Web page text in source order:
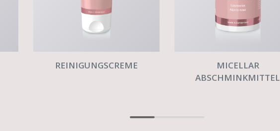
REINIGUNGSCREME
MICELLAR
ABSCHMINKMITTEL